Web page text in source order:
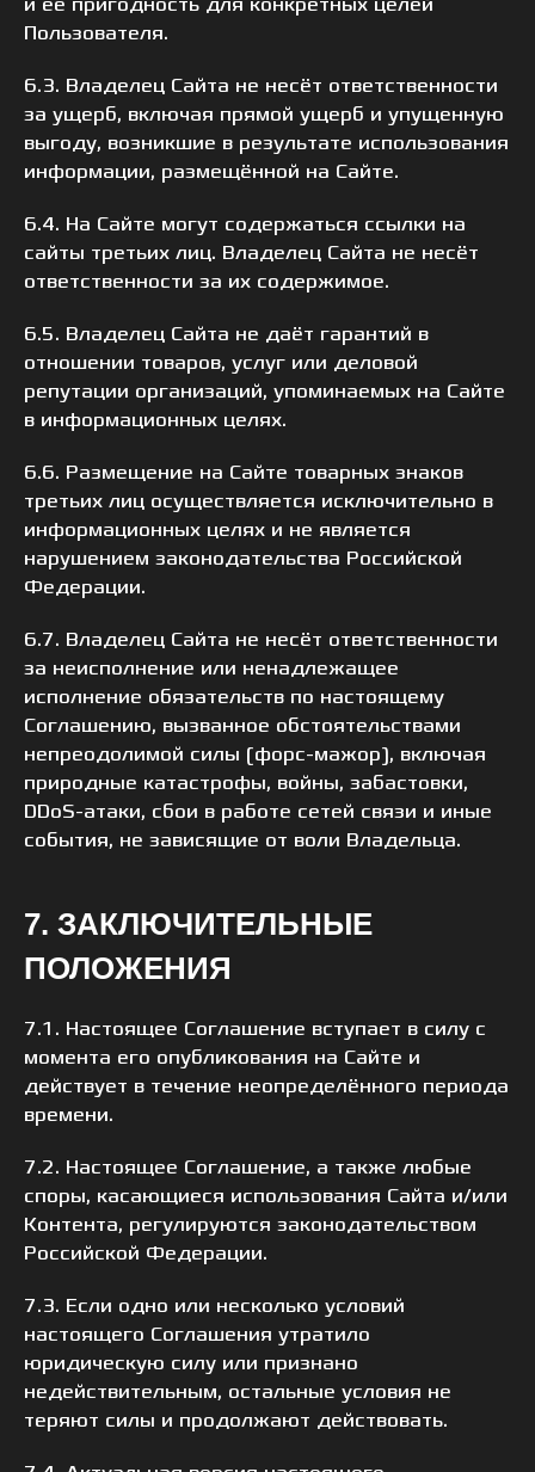
и её пригодность для конкретных целей
Пользователя.
6.3. Владелец Сайта не несёт ответственности
за ущерб, включая прямой ущерб и упущенную
выгоду, возникшие в результате использования
информации, размещённой на Сайте.
6.4. На Сайте могут содержаться ссылки на
сайты третьих лиц. Владелец Сайта не несёт
ответственности за их содержимое.
6.5. Владелец Сайта не даёт гарантий в
отношении товаров, услуг или деловой
репутации организаций, упоминаемых на Сайте
в информационных целях.
6.6. Размещение на Сайте товарных знаков
третьих лиц осуществляется исключительно в
информационных целях и не является
нарушением законодательства Российской
Федерации.
6.7. Владелец Сайта не несёт ответственности
за неисполнение или ненадлежащее
исполнение обязательств по настоящему
Соглашению, вызванное обстоятельствами
непреодолимой силы (форс-мажор), включая
природные катастрофы, войны, забастовки,
DDoS-атаки, сбои в работе сетей связи и иные
события, не зависящие от воли Владельца.
7. ЗАКЛЮЧИТЕЛЬНЫЕ
ПОЛОЖЕНИЯ
7.1. Настоящее Соглашение вступает в силу с
момента его опубликования на Сайте и
действует в течение неопределённого периода
времени.
7.2. Настоящее Соглашение, а также любые
споры, касающиеся использования Сайта и/или
Контента, регулируются законодательством
Российской Федерации.
7.3. Если одно или несколько условий
настоящего Соглашения утратило
юридическую силу или признано
недействительным, остальные условия не
теряют силы и продолжают действовать.